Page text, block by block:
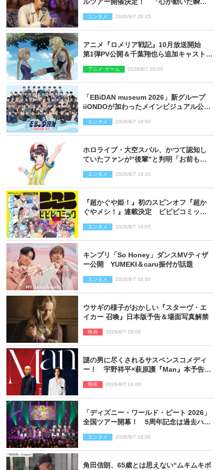
ルツアー開催決定！ 「心が動いた瞬間
エンタメ 2026/8/7 20:15
アニメ『ロメリア戦記』10月放送開始
第1弾PV公開＆千葉翔也ら追加キャスト4
アニメ･ゲーム 2026/8/7 20:00
「EBiDAN museum 2026」新グループ
iiONDOが加わったメインビジュアル公
エンタメ 2026/8/7 18:50
ホロライブ・大空スバル、かつて認知し
ていたファンが“後輩”と判明「お前もし
エンタメ 2026/8/7 18:15
『超かぐや姫！』初のスピンオフ『超か
ぐやメシ！』連載決定 ビビビコミック
エンタメ 2026/8/7 18:05
キンプリ「So Honey」ダンスMVティザ
ー公開 YUMEKI＆caru振付が話題
エンタメ 2026/8/7 18:00
ウサギの様子がおかしい『スターヴ・エ
イカー 召喚』日本版予告＆場面写真解禁
映画 2026/8/7 18:00
謎の男に尽くされるサスペンスコメディ
ー！ 宇野祥平×萩原護『Man』本予告＆
映画 2026/8/7 18:00
「ディズニー・ワールド・ビート 2026」
全国ツアー開幕！ 5周年記念は過去ハイ
ポート】
エンタメ 2026/8/7 18:00
角田信朗、65歳とは思えない“ムキムキボ